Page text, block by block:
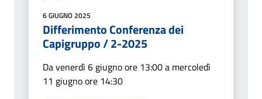
6 GIUGNO 2025
Differimento Conferenza dei
Capigruppo / 2-2025
Da venerdì 6 giugno ore 13:00 a mercoledì
11 giugno ore 14:30